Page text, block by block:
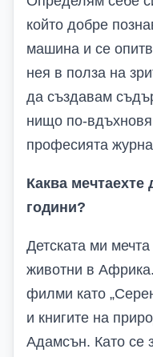
който добре
машина и се
нея в полза на
да създавам
нищо по-
професията
Каква мечтаехте
години?
Детската ми
животни в
филми като
и книгите на
Адамсън. Като се